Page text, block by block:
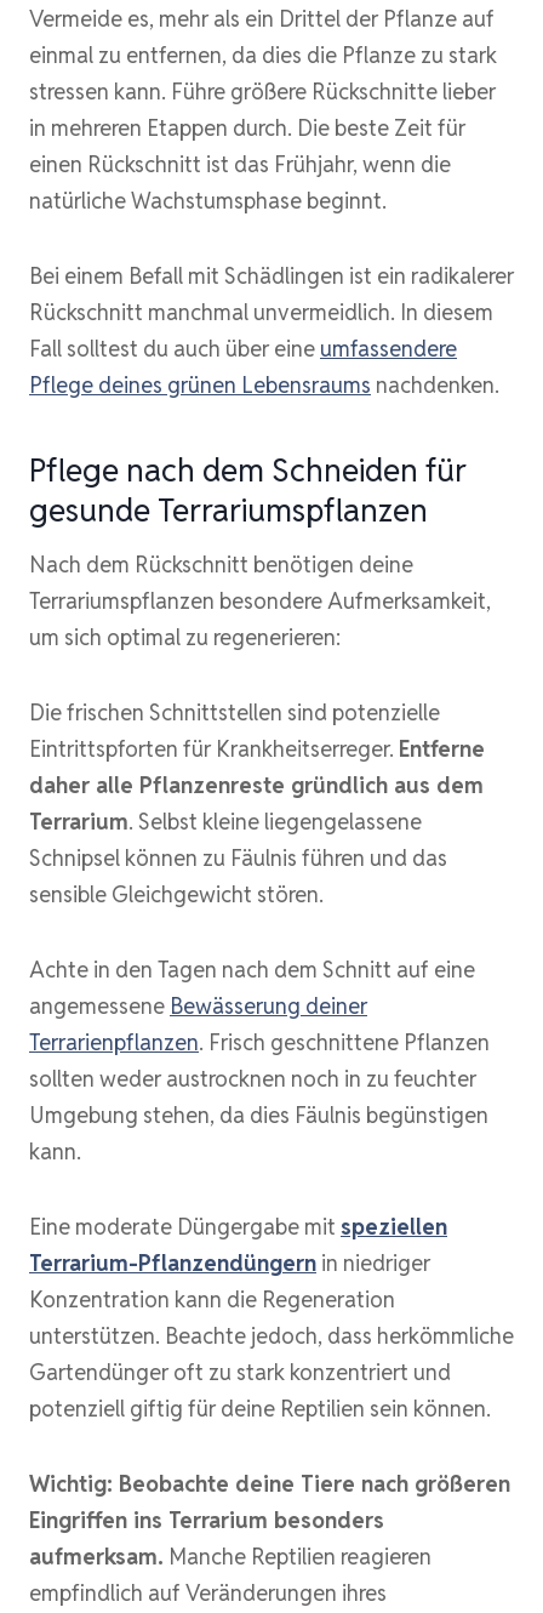
Vermeide es, mehr als ein Drittel der Pflanze auf
einmal zu entfernen, da dies die Pflanze zu stark
stressen kann. Führe größere Rückschnitte lieber
in mehreren Etappen durch. Die beste Zeit für
einen Rückschnitt ist das Frühjahr, wenn die
natürliche Wachstumsphase beginnt.
Bei einem Befall mit Schädlingen ist ein radikalerer
Rückschnitt manchmal unvermeidlich. In diesem
Fall solltest du auch über eine umfassendere
Pflege deines grünen Lebensraums nachdenken.
Pflege nach dem Schneiden für
gesunde Terrariumspflanzen
Nach dem Rückschnitt benötigen deine
Terrariumspflanzen besondere Aufmerksamkeit,
um sich optimal zu regenerieren:
Die frischen Schnittstellen sind potenzielle
Eintrittspforten für Krankheitserreger. Entferne
daher alle Pflanzenreste gründlich aus dem
Terrarium. Selbst kleine liegengelassene
Schnipsel können zu Fäulnis führen und das
sensible Gleichgewicht stören.
Achte in den Tagen nach dem Schnitt auf eine
angemessene Bewässerung deiner
Terrarienpflanzen. Frisch geschnittene Pflanzen
sollten weder austrocknen noch in zu feuchter
Umgebung stehen, da dies Fäulnis begünstigen
kann.
Eine moderate Düngergabe mit speziellen
Terrarium-Pflanzendüngern in niedriger
Konzentration kann die Regeneration
unterstützen. Beachte jedoch, dass herkömmliche
Gartendünger oft zu stark konzentriert und
potenziell giftig für deine Reptilien sein können.
Wichtig: Beobachte deine Tiere nach größeren
Eingriffen ins Terrarium besonders
aufmerksam. Manche Reptilien reagieren
empfindlich auf Veränderungen ihres